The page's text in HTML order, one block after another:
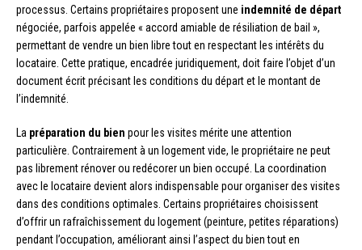
processus. Certains propriétaires proposent une indemnité de départ
négociée, parfois appelée « accord amiable de résiliation de bail »,
permettant de vendre un bien libre tout en respectant les intérêts du
locataire. Cette pratique, encadrée juridiquement, doit faire l’objet d’un
document écrit précisant les conditions du départ et le montant de
l’indemnité.
La préparation du bien pour les visites mérite une attention
particulière. Contrairement à un logement vide, le propriétaire ne peut
pas librement rénover ou redécorer un bien occupé. La coordination
avec le locataire devient alors indispensable pour organiser des visites
dans des conditions optimales. Certains propriétaires choisissent
d’offrir un rafraîchissement du logement (peinture, petites réparations)
pendant l’occupation, améliorant ainsi l’aspect du bien tout en